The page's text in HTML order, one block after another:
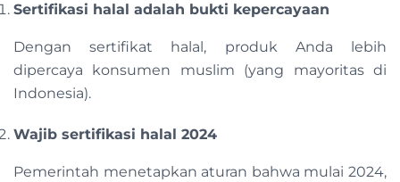
Sertifikasi halal adalah bukti kepercayaan
Dengan sertifikat halal, produk Anda lebih
dipercaya konsumen muslim (yang mayoritas di
Indonesia).
Wajib sertifikasi halal 2024
Pemerintah menetapkan aturan bahwa mulai 2024,